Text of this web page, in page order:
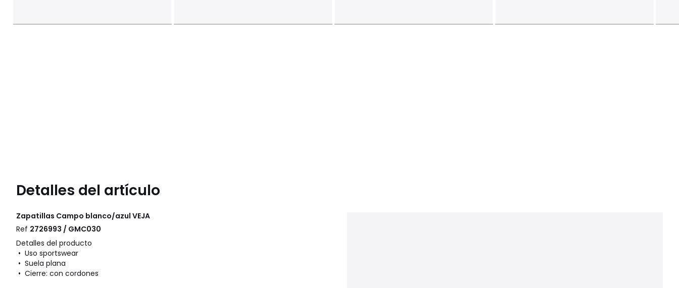
Detalles del artículo
Zapatillas Campo blanco/azul VEJA
Ref 2726993 / GMC030
Detalles del producto
• Uso sportswear
• Suela plana
• Cierre: con cordones